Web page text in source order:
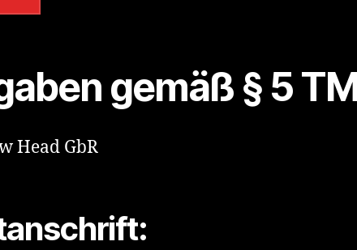
gemäß § 5
Head GbR